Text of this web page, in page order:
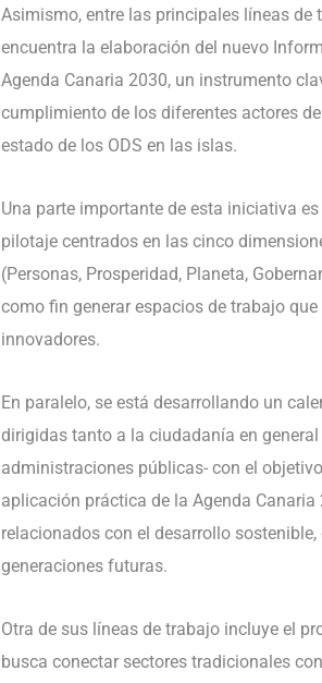
Asimismo, entre las principales líneas de
encuentra la elaboración del nuevo
Agenda Canaria 2030, un instrumento
cumplimiento de los diferentes actores
estado de los ODS en las islas.
Una parte importante de esta iniciativa
pilotaje centrados en las cinco
(Personas, Prosperidad, Planeta,
como fin generar espacios de trabajo
innovadores.
En paralelo, se está desarrollando un
dirigidas tanto a la ciudadanía en
administraciones públicas- con el
aplicación práctica de la Agenda
relacionados con el desarrollo
generaciones futuras.
Otra de sus líneas de trabajo incluye el
busca conectar sectores tradicionales